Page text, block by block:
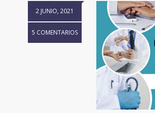
2 JUNIO, 2021
5 COMENTARIOS